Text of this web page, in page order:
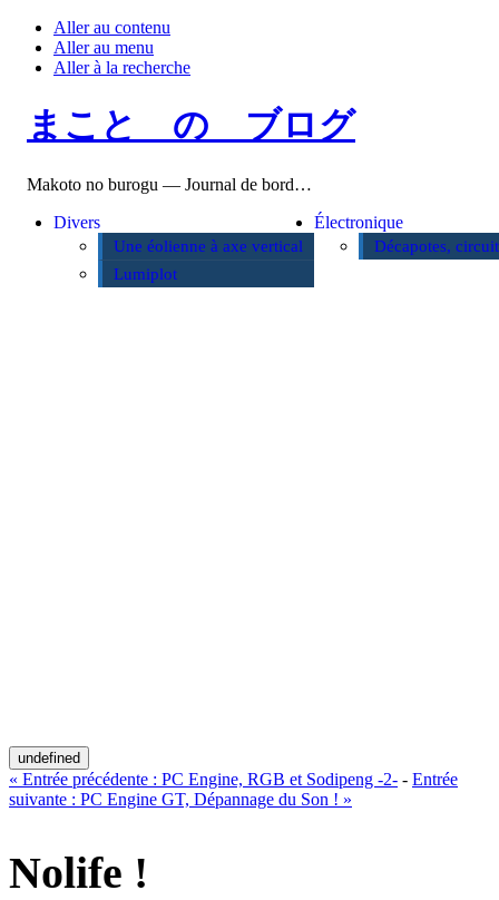
Aller au contenu
Aller au menu
Aller à la recherche
まこと の ブログ
Makoto no burogu — Journal de bord…
Divers
Une éolienne à axe vertical
Lumiplot
Électronique
Décapotes,
undefined
« Entrée précédente : PC Engine, RGB et Sodipeng -2- - Entrée
suivante : PC Engine GT, Dépannage du Son ! »
Nolife !